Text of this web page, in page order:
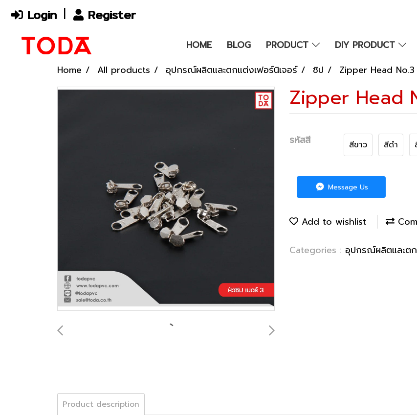
Login Register
HOME BLOG PRODUCT DIY PRODUCT
Home
All products อุปกรณ์ผลิตและตกแต่งเฟอร์นิเจอร์ ซิป Zipper Head No.3
Zipper Head
รหัสสี สีขาว สีดำ
Message Us
Add to wishlist
Categories : อุปกรณ์ผลิตและต
Product description